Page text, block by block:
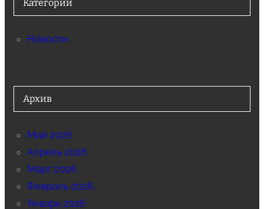
Категории
Новости
Архив
Май 2026
Апрель 2026
Март 2026
Февраль 2026
Январь 2026